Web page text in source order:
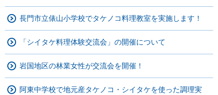
長門市立俵山小学校でタケノコ料理教室を実施します！
「シイタケ料理体験交流会」の開催について
岩国地区の林業女性が交流会を開催！
阿東中学校で地元産タケノコ・シイタケを使った調理実